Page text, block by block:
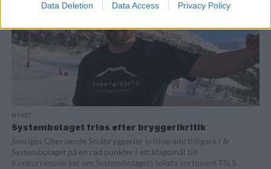
Data Deletion Data Access Privacy Policy
NYHET
Systembolaget frias efter bryggerikritik
Sveriges Oberoende Småbryggerier kritiserade tidigare i år
Systembolaget på en rad punkter i ett klagomål till
Konkurrensverket om Systembolagets lokala sortiment TSLS.